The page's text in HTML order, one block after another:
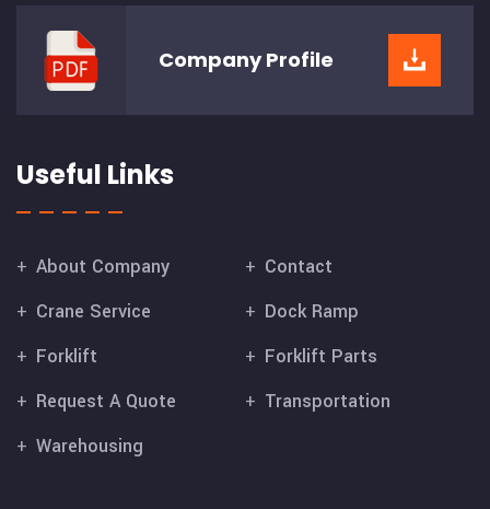
CompanyProfile
Useful Links
About Company
Contact
Crane Service
Dock Ramp
Forklift
Forklift Parts
Request A Quote
Transportation
Warehousing